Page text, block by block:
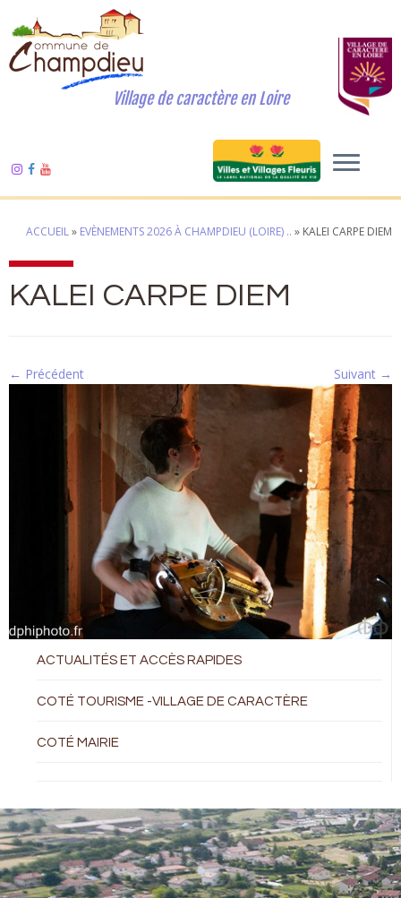
Village de caractère en Loire
ACCUEIL» EVÈNEMENTS 2026 À CHAMPDIEU (LOIRE) .. » KALEI CARPE DIEM
KALEI CARPE DIEM
← Précédent Suivant →
ACTUALITÉS ET ACCÈS RAPIDES
COTÉ TOURISME -VILLAGE DE CARACTÈRE
COTÉ MAIRIE